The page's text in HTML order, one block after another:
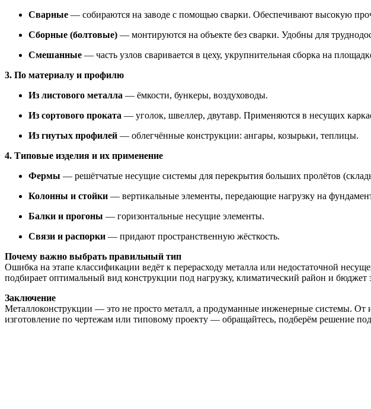
Сварные — собираются на заводе с помощью сварки. Обеспечивают высокую
Сборные (болтовые) — монтируются на объекте без сварки. Удобны для
Смешанные — часть узлов сваривается в цеху, укрупнительная сборка на
3. По материалу и профилю
Из листового металла — ёмкости, бункеры, воздуховоды.
Из сортового проката — уголок, швеллер, двутавр. Применяются в несущих
Из гнутых профилей — облегчённые конструкции: ангары, козырьки, теплицы.
4. Типовые изделия и их применение
Фермы — решётчатые несущие системы для перекрытия больших пролётов
Колонны и стойки — вертикальные элементы, передающие нагрузку на
Балки и прогоны — горизонтальные несущие элементы.
Связи и распорки — придают пространственную жёсткость.
Почему важно выбрать правильный тип
Ошибка на этапе классификации ведёт к перерасходу металла или недостаточной
подбирает оптимальный вид конструкции под нагрузку, климатический район и бюджет
Заключение
Металлоконструкции — это не просто металл, а продуманные инженерные системы. От
изготовление по чертежам или типовому проекту — обращайтесь, подберём решение под